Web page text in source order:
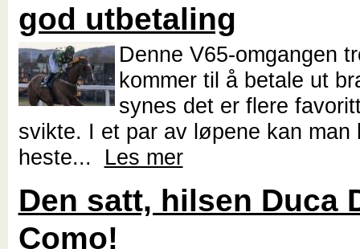
god utbetaling
Denne V65-omgangen
kommer til å betale ut
synes det er flere
svikte. I et par av løpene kan man
heste... Les mer
Den satt, hilsen Duca
Como!